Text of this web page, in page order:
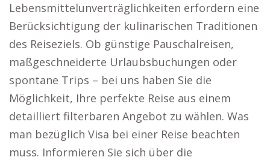
Lebensmittelunverträglichkeiten erfordern eine
Berücksichtigung der kulinarischen Traditionen
des Reiseziels. Ob günstige Pauschalreisen,
maßgeschneiderte Urlaubsbuchungen oder
spontane Trips – bei uns haben Sie die
Möglichkeit, Ihre perfekte Reise aus einem
detailliert filterbaren Angebot zu wählen. Was
man bezüglich Visa bei einer Reise beachten
muss. Informieren Sie sich über die